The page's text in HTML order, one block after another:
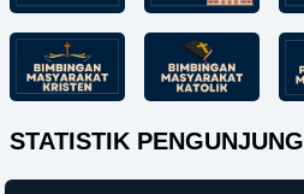
STATISTIK PENGUNJUNG